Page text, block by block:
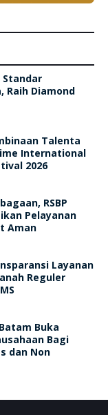
Standar
Raih Diamond
Talenta
International
2026
RSBP
Pelayanan
Aman
Layanan
Reguler
Buka
Bagi
dan Non